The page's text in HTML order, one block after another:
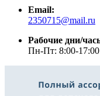
Email:
2350715@mail.ru
Рабочие дни/
Пн-Пт: 8:00-17:00